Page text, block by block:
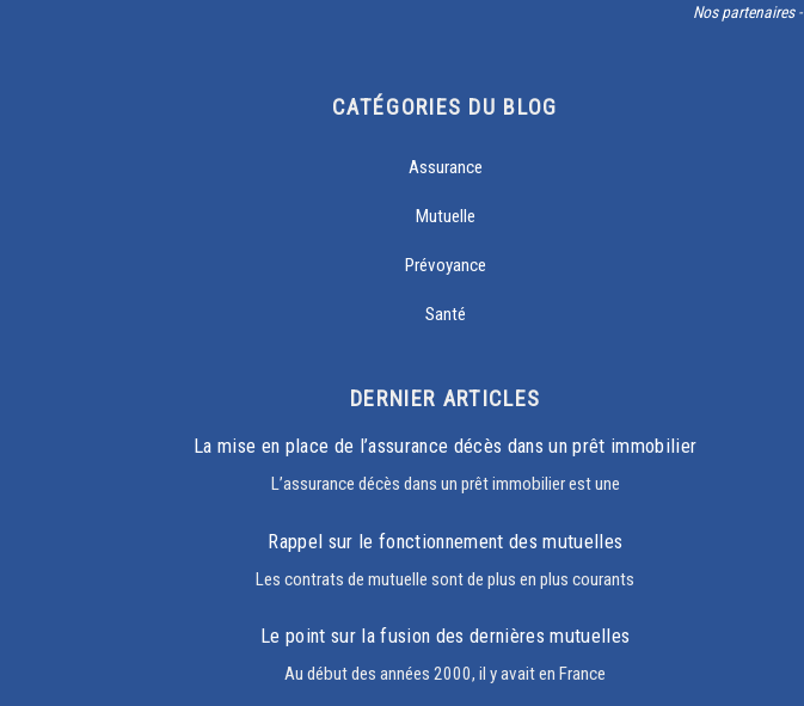
Nos partenaires-
CATÉGORIES DU BLOG
Assurance
Mutuelle
Prévoyance
Santé
DERNIER ARTICLES
La mise en place de l’assurance décès dans un prêt immobilier
L’assurance décès dans un prêt immobilier est une
Rappel sur le fonctionnement des mutuelles
Les contrats de mutuelle sont de plus en plus courants
Le point sur la fusion des dernières mutuelles
Au début des années 2000, il y avait en France